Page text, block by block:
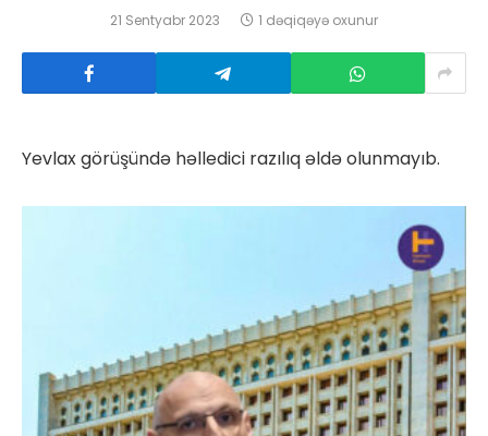
21 Sentyabr 2023 1 dəqiqəyə oxunur
Yevlax görüşündə həlledici razılıq əldə olunmayıb.